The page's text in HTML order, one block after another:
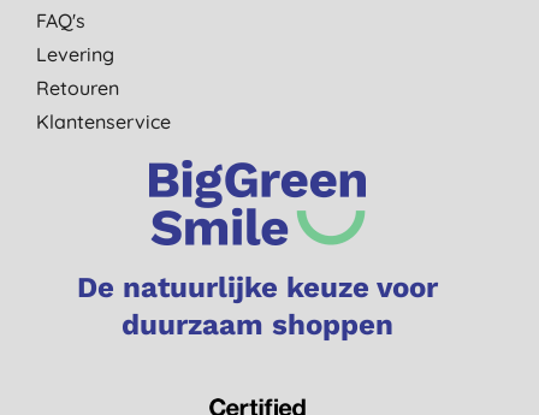
FAQ's
Levering
Retouren
Klantenservice
De natuurlijke keuze voor
duurzaam shoppen